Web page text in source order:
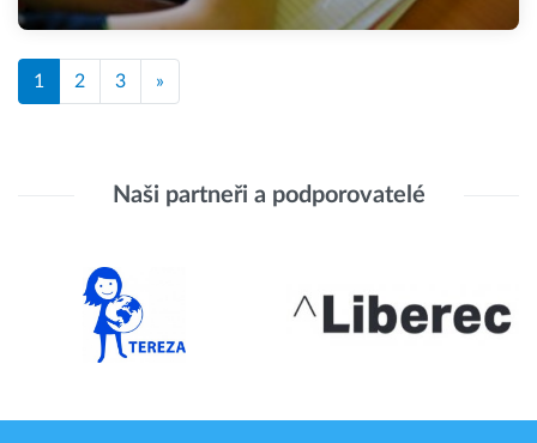
1 2 3 »
Naši partneři a podporovatelé